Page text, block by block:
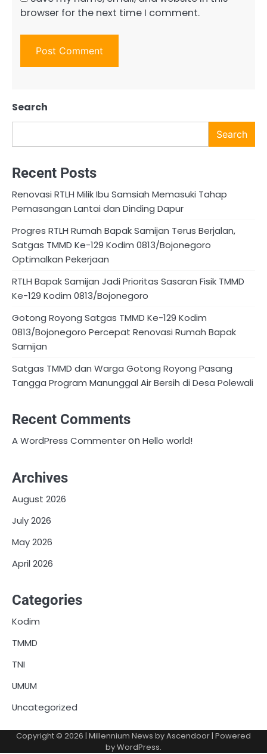
browser for the next time I comment.
Search
Search
Recent Posts
Renovasi RTLH Milik Ibu Samsiah Memasuki Tahap
Pemasangan Lantai dan Dinding Dapur
Progres RTLH Rumah Bapak Samijan Terus Berjalan,
Satgas TMMD Ke-129 Kodim 0813/Bojonegoro
Optimalkan Pekerjaan
RTLH Bapak Samijan Jadi Prioritas Sasaran Fisik TMMD
Ke-129 Kodim 0813/Bojonegoro
Gotong Royong Satgas TMMD Ke-129 Kodim
0813/Bojonegoro Percepat Renovasi Rumah Bapak
Samijan
Satgas TMMD dan Warga Gotong Royong Pasang
Tangga Program Manunggal Air Bersih di Desa Polewali
Recent Comments
A WordPress CommenteronHello world!
Archives
August 2026
July 2026
May 2026
April 2026
Categories
Kodim
TMMD
TNI
UMUM
Uncategorized
Copyright © 2026 | Millennium News byAscendoor | Powered
byWordPress.